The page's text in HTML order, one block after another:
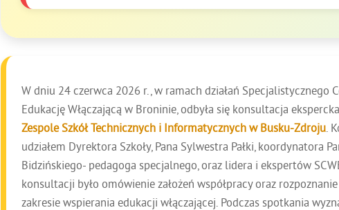
W dniu 24 czerwca 2026 r., w ramach działań Specjalistycznego
Edukację Włączającą w Broninie, odbyła się konsultacja
Zespole Szkół Technicznych i Informatycznych w Busku-Zdroju .
udziałem Dyrektora Szkoły, Pana Sylwestra Pałki, koordynatora
Bidzińskiego- pedagoga specjalnego, oraz lidera i ekspertów
konsultacji było omówienie założeń współpracy oraz
zakresie wspierania edukacji włączającej. Podczas spotkania